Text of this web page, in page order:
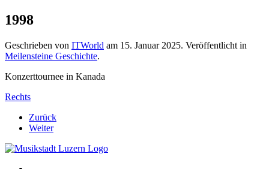
1998
Geschrieben von ITWorld am 15. Januar 2025. Veröffentlicht in
Meilensteine Geschichte.
Konzerttournee in Kanada
Rechts
Zurück
Weiter